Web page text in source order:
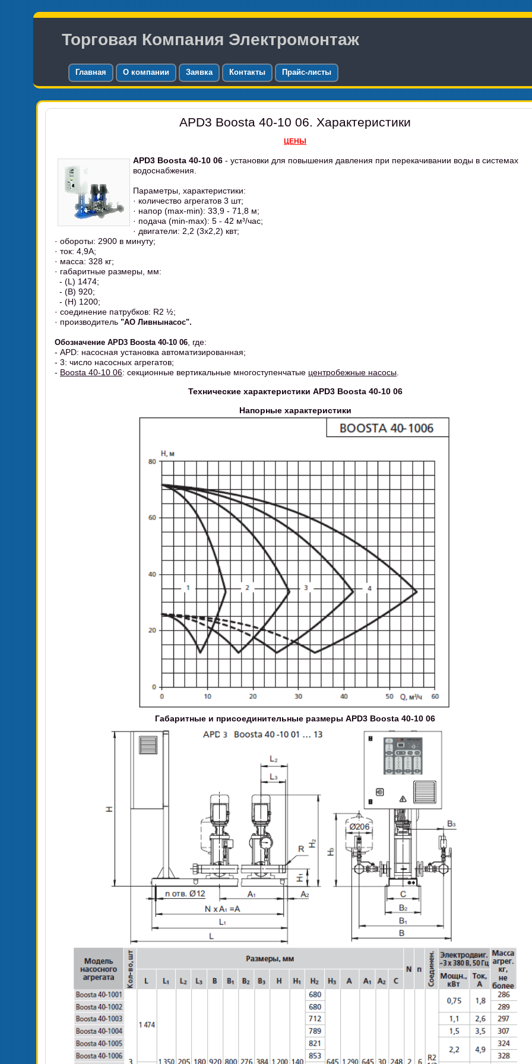
Торговая Компания Электромонтаж
Главная О компании Заявка Контакты Прайс-листы
APD3 Boosta 40-10 06. Характеристики
ЦЕНЫ
APD3 Boosta 40-10 06 - установки для повышения давления при перекачивании воды в системах
водоснабжения.
Параметры, характеристики:
· количество агрегатов 3 шт;
· напор (max-min): 33,9 - 71,8 м;
· подача (min-max): 5 - 42 м³/час;
· двигатели: 2,2 (3x2,2) квт;
· обороты: 2900 в минуту;
· ток: 4,9А;
· масса: 328 кг;
· габаритные размеры, мм:
- (L) 1474;
- (B) 920;
- (H) 1200;
· соединение патрубков: R2 ½;
· производитель "АО Ливнынасос".
Обозначение APD3 Boosta 40-10 06 , где:
- APD: насосная установка автоматизированная;
- 3: число насосных агрегатов;
- Boosta 40-10 06: секционные вертикальные многоступенчатые центробежные насосы
Технические характеристики APD3 Boosta 40-10 06
Напорные характеристики
Габаритные и присоединительные размеры APD3 Boosta 40-10 06